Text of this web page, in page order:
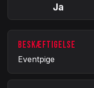
Ja
BESKÆFTIGELSE
Eventpige